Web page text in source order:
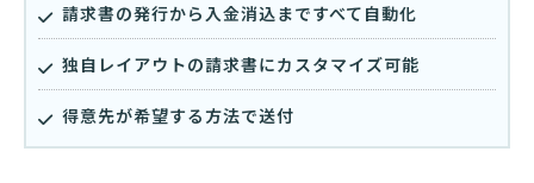
請求書の発行から入金消込まですべて自動化
独自レイアウトの請求書にカスタマイズ可能
得意先が希望する方法で送付